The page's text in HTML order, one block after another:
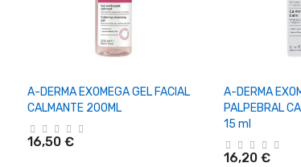
+ Añadir Al Carrito
A-DERMA EXOMEGA GEL FACIAL
CALMANTE 200ML
16,50 €
+
A-DERMA
PALPEBRAL
15 ml
16,20 €